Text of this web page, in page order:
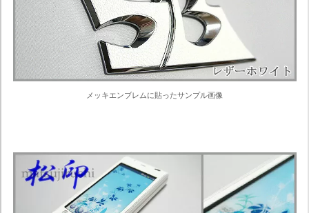
メッキエンブレムに貼ったサンプル画像